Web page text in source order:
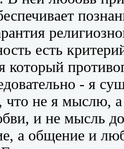
есть
который
- я
что не я
и не мысль
а общение и